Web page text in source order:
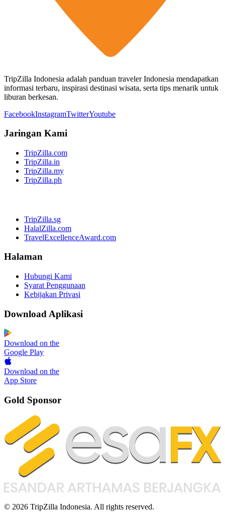
TripZilla Indonesia adalah panduan traveler Indonesia mendapatkan
informasi terbaru, inspirasi destinasi wisata, serta tips menarik untuk
liburan berkesan.
FacebookInstagramTwitterYoutube
Jaringan Kami
TripZilla.com
TripZilla.in
TripZilla.my
TripZilla.ph
TripZilla.sg
HalalZilla.com
TravelExcellenceAward.com
Halaman
Hubungi Kami
Syarat Penggunaan
Kebijakan Privasi
Download Aplikasi
Download on the
Google Play
Download on the
App Store
Gold Sponsor
© 2026 TripZilla Indonesia. All rights reserved.